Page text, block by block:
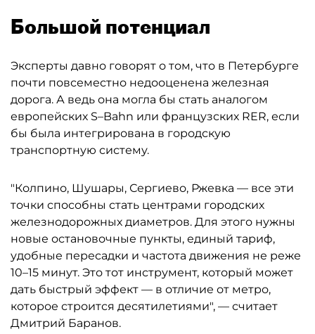
Большой потенциал
Эксперты давно говорят о том, что в Петербурге
почти повсеместно недооценена железная
дорога. А ведь она могла бы стать аналогом
европейских S–Bahn или французских RER, если
бы была интегрирована в городскую
транспортную систему.
"Колпино, Шушары, Сергиево, Ржевка — все эти
точки способны стать центрами городских
железнодорожных диаметров. Для этого нужны
новые остановочные пункты, единый тариф,
удобные пересадки и частота движения не реже
10–15 минут. Это тот инструмент, который может
дать быстрый эффект — в отличие от метро,
которое строится десятилетиями", — считает
Дмитрий Баранов.